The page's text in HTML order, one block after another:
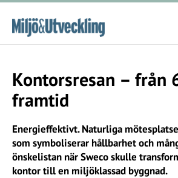
Kontorsresan –
framtid
Energieffektivt. Naturliga
som symboliserar hållbarhet och
önskelistan när Sweco skulle
kontor till en miljöklassad byggnad.